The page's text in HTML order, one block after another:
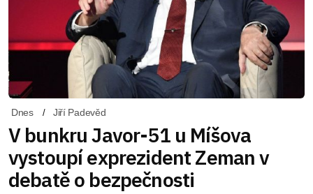
Dnes Jiří Padevěd
V bunkru Javor-51 u Míšova
vystoupí exprezident Zeman v
debatě o bezpečnosti